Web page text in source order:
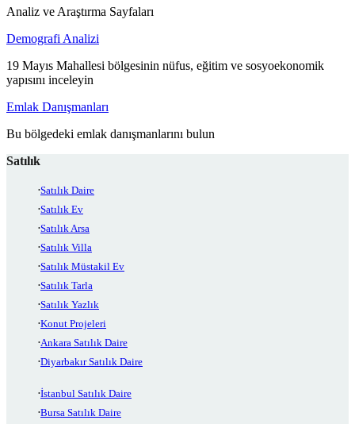
Analiz ve Araştırma Sayfaları
Demografi Analizi
19 Mayıs Mahallesi bölgesinin nüfus, eğitim ve sosyoekonomik
yapısını inceleyin
Emlak Danışmanları
Bu bölgedeki emlak danışmanlarını bulun
Satılık
Satılık Daire
Satılık Ev
Satılık Arsa
Satılık Villa
Satılık Müstakil Ev
Satılık Tarla
Satılık Yazlık
Konut Projeleri
Ankara Satılık Daire
Diyarbakır Satılık Daire
İstanbul Satılık Daire
Bursa Satılık Daire